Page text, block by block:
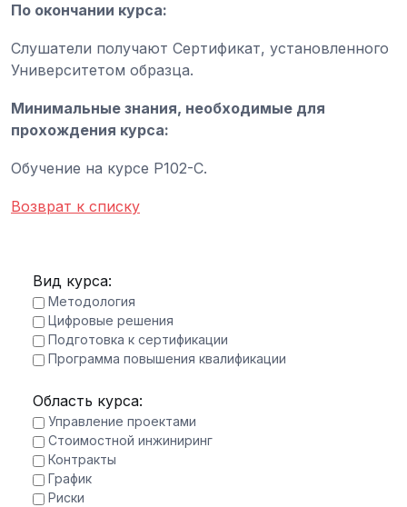
Вид курса:
Методология
Цифровые решения
Подготовка к сертификации
Программа повышения квалификации
Область курса:
Управление проектами
Стоимостной инжиниринг
Контракты
График
Риски
По окончании курса:
Слушатели получают Сертификат, установленного
Университетом образца.
Минимальные знания, необходимые для
прохождения курса:
Обучение на курсе Р102-С.
Возврат к списку